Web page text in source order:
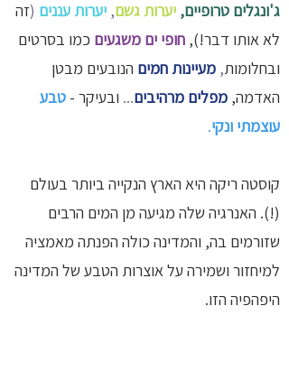
ג'ונגלים טרופיים, יערות גשם, יערות עננים (זה
לא אותו דבר!), חופי ים משגעים כמו בסרטים
ובחלומות, מעיינות חמים הנובעים מבטן
האדמה, מפלים מרהיבים... ובעיקר - טבע
עוצמתי ונקי.
קוסטה ריקה היא הארץ הנקייה ביותר בעולם
(!). האנרגיה שלה מגיעה מן המים הרבים
שזורמים בה, והמדינה כולה הפנתה מאמציה
למיחזור ושמירה על אוצרות הטבע של המדינה
היפהפיה הזו.